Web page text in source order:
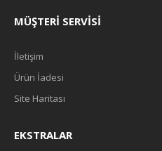
MÜŞTERI SERVISI
İletişim
Ürün İadesi
Site Haritası
EKSTRALAR